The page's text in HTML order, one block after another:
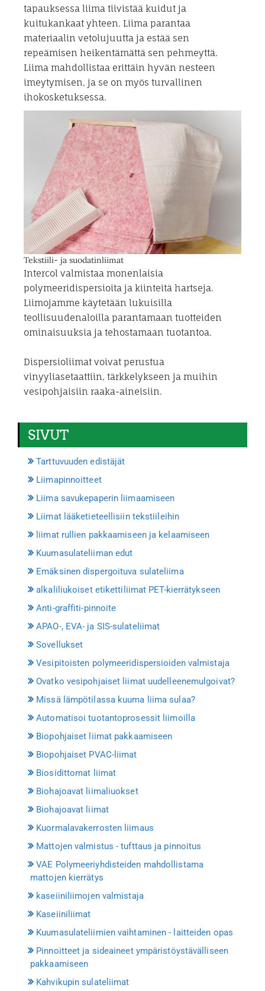
tapauksessa liima tiivistää kuidut ja
kuitukankaat yhteen. Liima parantaa
materiaalin vetolujuutta ja estää sen
repeämisen heikentämättä sen pehmeyttä.
Liima mahdollistaa erittäin hyvän nesteen
imeytymisen, ja se on myös turvallinen
ihokosketuksessa.
Tekstiili- ja suodatinliimat
Intercol valmistaa monenlaisia
polymeeridispersioita ja kiinteitä hartseja.
Liimojamme käytetään lukuisilla
teollisuudenaloilla parantamaan tuotteiden
ominaisuuksia ja tehostamaan tuotantoa.
Dispersioliimat voivat perustua
vinyyliasetaattiin, tärkkelykseen ja muihin
vesipohjaisiin raaka-aineisiin.
SIVUT
Tarttuvuuden edistäjät
Liimapinnoitteet
Liima savukepaperin liimaamiseen
Liimat lääketieteellisiin tekstiileihin
liimat rullien pakkaamiseen ja kelaamiseen
Kuumasulateliiman edut
Emäksinen dispergoituva sulateliima
alkaliliukoiset etikettiliimat PET-kierrätykseen
Anti-graffiti-pinnoite
APAO-, EVA- ja SIS-sulateliimat
Sovellukset
Vesipitoisten polymeeridispersioiden valmistaja
Ovatko vesipohjaiset liimat uudelleenemulgoivat?
Missä lämpötilassa kuuma liima sulaa?
Automatisoi tuotantoprosessit liimoilla
Biopohjaiset liimat pakkaamiseen
Biopohjaiset PVAC-liimat
Biosidittomat liimat
Biohajoavat liimaliuokset
Biohajoavat liimat
Kuormalavakerrosten liimaus
Mattojen valmistus - tufttaus ja pinnoitus
VAE Polymeeriyhdisteiden mahdollistama
mattojen kierrätys
kaseiiniliimojen valmistaja
Kaseiiniliimat
Kuumasulateliimien vaihtaminen - laitteiden opas
Pinnoitteet ja sideaineet ympäristöystävälliseen
pakkaamiseen
Kahvikupin sulateliimat